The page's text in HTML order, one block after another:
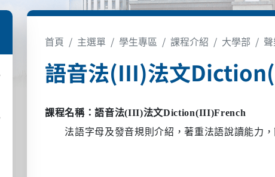
首頁 主選單 學生專區 課程介紹 大學部
語音法(III)法文
課程名稱：語音法(III)法文Diction(III)French
法語字母及發音規則介紹 ，著重法語說讀能力